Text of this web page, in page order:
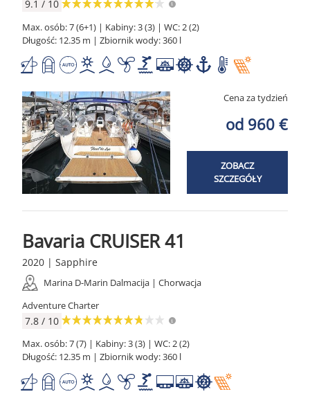
9.1 / 10
Max. osób: 7 (6+1) | Kabiny: 3 (3) | WC: 2 (2)
Długość: 12.35 m | Zbiornik wody: 360 l
Cena za tydzień
od 960 €
ZOBACZ
SZCZEGÓŁY
Bavaria CRUISER 41
2020 | Sapphire
Marina D-Marin Dalmacija | Chorwacja
Adventure Charter
7.8 / 10
Max. osób: 7 (7) | Kabiny: 3 (3) | WC: 2 (2)
Długość: 12.35 m | Zbiornik wody: 360 l